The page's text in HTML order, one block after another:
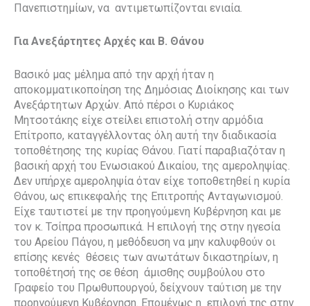
Πανεπιστημίων, να αντιμετωπίζονται ενιαία.
Για Ανεξάρτητες Αρχές και Β. Θάνου
Βασικό μας μέλημα από την αρχή ήταν η
αποκομματικοποίηση της Δημόσιας Διοίκησης και των
Ανεξάρτητων Αρχών. Από πέρσι ο Κυριάκος
Μητσοτάκης είχε στείλει επιστολή στην αρμόδια
Επίτροπο, καταγγέλλοντας όλη αυτή την διαδικασία
τοποθέτησης της κυρίας Θάνου. Γιατί παραβιαζόταν η
βασική αρχή του Ενωσιακού Δικαίου, της αμεροληψίας.
Δεν υπήρχε αμεροληψία όταν είχε τοποθετηθεί η κυρία
Θάνου, ως επικεφαλής της Επιτροπής Ανταγωνισμού.
Είχε ταυτιστεί με την προηγούμενη Κυβέρνηση και με
τον κ. Τσίπρα προσωπικά. Η επιλογή της στην ηγεσία
του Αρείου Πάγου, η μεθόδευση να μην καλυφθούν οι
επίσης κενές θέσεις των ανωτάτων δικαστηρίων, η
τοποθέτησή της σε θέση άμισθης συμβούλου στο
Γραφείο του Πρωθυπουργού, δείχνουν ταύτιση με την
προηγούμενη Κυβέρνηση. Επομένως η επιλογή της στην